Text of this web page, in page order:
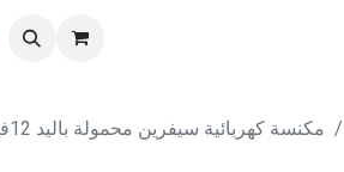
مكنسة كهربائية سيفرين محمولة باليد 12فولت